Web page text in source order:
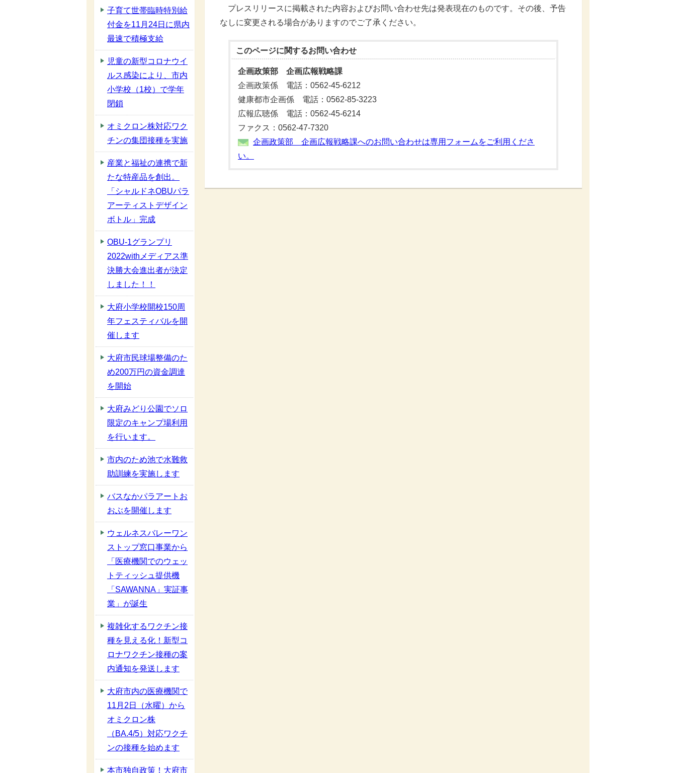
プレスリリースに掲載された内容およびお問い合わせ先は発表現在のものです。その後、予告
なしに変更される場合がありますのでご了承ください。
このページに関するお問い合わせ
企画政策部 企画広報戦略課
企画政策係 電話：0562-45-6212
健康都市企画係 電話：0562-85-3223
広報広聴係 電話：0562-45-6214
ファクス：0562-47-7320
企画政策部 企画広報戦略課へのお問い合わせは専用フォームをご利用くださ
い。
子育て世帯臨時特別給
付金を11月24日に県内
最速で積極支給
児童の新型コロナウイ
ルス感染により、市内
小学校（1校）で学年
閉鎖
オミクロン株対応ワク
チンの集団接種を実施
産業と福祉の連携で新
たな特産品を創出。
「シャルドネOBUパラ
アーティストデザイン
ボトル」完成
OBU-1グランプリ
2022withメディアス準
決勝大会進出者が決定
しました！！
大府小学校開校150周
年フェスティバルを開
催します
大府市民球場整備のた
め200万円の資金調達
を開始
大府みどり公園でソロ
限定のキャンプ場利用
を行います。
市内のため池で水難救
助訓練を実施します
バスなかパラアートお
おぶを開催します
ウェルネスバレーワン
ストップ窓口事業から
「医療機関でのウェッ
トティッシュ提供機
「SAWANNA」実証事
業」が誕生
複雑化するワクチン接
種を見える化！新型コ
ロナワクチン接種の案
内通知を発送します
大府市内の医療機関で
11月2日（水曜）から
オミクロン株
（BA.4/5）対応ワクチ
ンの接種を始めます
本市独自政策！大府市